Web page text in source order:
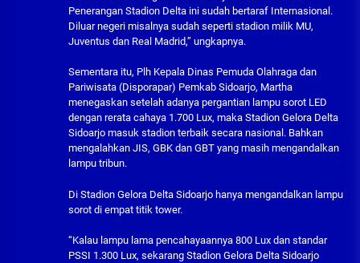
Penerangan Stadion Delta ini sudah bertaraf Internasional.
Diluar negeri misalnya sudah seperti stadion milik MU,
Juventus dan Real Madrid,” ungkapnya.
Sementara itu, Plh Kepala Dinas Pemuda Olahraga dan
Pariwisata (Disporapar) Pemkab Sidoarjo, Martha
menegaskan setelah adanya pergantian lampu sorot LED
dengan rerata cahaya 1.700 Lux, maka Stadion Gelora Delta
Sidoarjo masuk stadion terbaik secara nasional. Bahkan
mengalahkan JIS, GBK dan GBT yang masih mengandalkan
lampu tribun.
Di Stadion Gelora Delta Sidoarjo hanya mengandalkan lampu
sorot di empat titik tower.
“Kalau lampu lama pencahayaannya 800 Lux dan standar
PSSI 1.300 Lux, sekarang Stadion Gelora Delta Sidoarjo